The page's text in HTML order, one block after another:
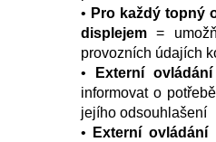
• Pro každý topný
displejem=
provozních údajích
•
Externí
informovat o
jejího odsouhlašení
•
Externí